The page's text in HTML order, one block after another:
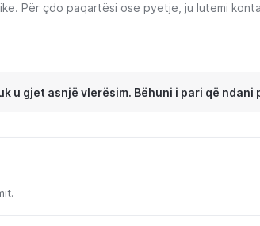
Për çdo paqartësi ose pyetje, ju lutemi
u gjet asnjë vlerësim. Bëhuni i pari që ndani